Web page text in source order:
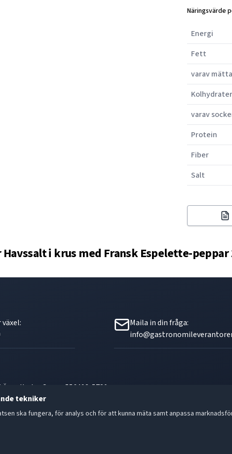
tekniker
ska fungera, för analys och för att kunna mäta samt anpassa
Näringsvärde
Energi
Fett
varav
Kolhydrater
varav
Protein
Fiber
Salt
Havssalt i krus med Fransk Espelette-peppar
Maila in din fråga:
Orgnr: 556493-5780